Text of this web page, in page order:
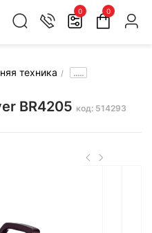
0 0
техника .....
BR4205 код: 514293